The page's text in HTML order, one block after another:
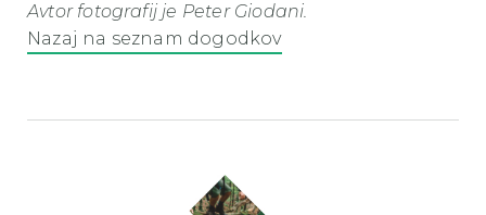
Avtor fotografij je Peter Giodani.
Nazaj na seznam dogodkov